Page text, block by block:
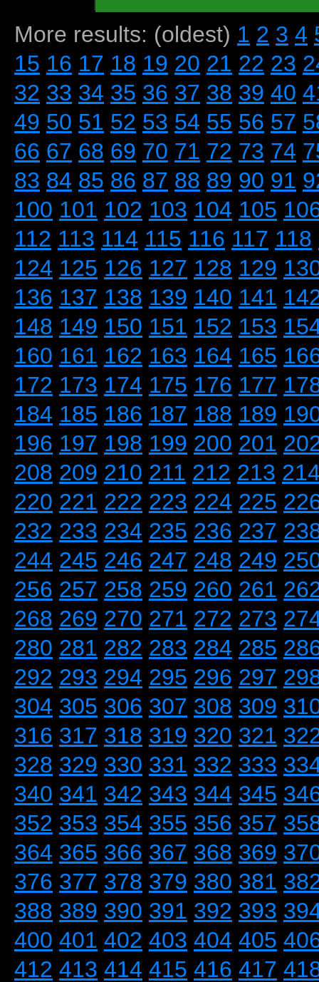
More results: (oldest) 1 2 3 4
15 16 17 18 19 20 21 22 23
32 33 34 35 36 37 38 39 40
49 50 51 52 53 54 55 56 57
66 67 68 69 70 71 72 73 74
83 84 85 86 87 88 89 90 91
100 101 102 103 104 105
112 113 114 115 116 117 118
124 125 126 127 128 129
136 137 138 139 140 141
148 149 150 151 152 153
160 161 162 163 164 165
172 173 174 175 176 177
184 185 186 187 188 189
196 197 198 199 200 201
208 209 210 211 212 213
220 221 222 223 224 225
232 233 234 235 236 237
244 245 246 247 248 249
256 257 258 259 260 261
268 269 270 271 272 273
280 281 282 283 284 285
292 293 294 295 296 297
304 305 306 307 308 309
316 317 318 319 320 321
328 329 330 331 332 333
340 341 342 343 344 345
352 353 354 355 356 357
364 365 366 367 368 369
376 377 378 379 380 381
388 389 390 391 392 393
400 401 402 403 404 405
412 413 414 415 416 417